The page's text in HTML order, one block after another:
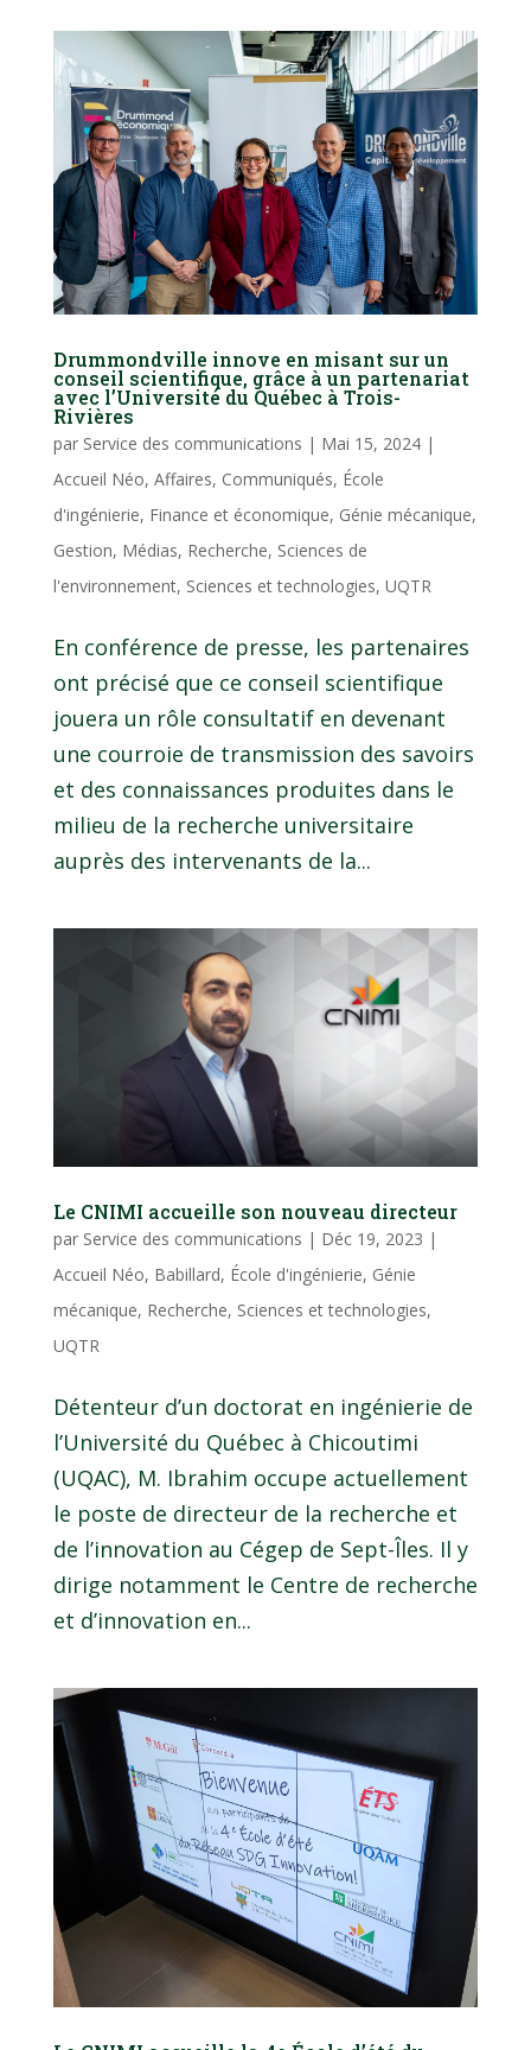
Drummondville innove en misant sur un
conseil scientifique, grâce à un partenariat
avec l’Université du Québec à Trois-
Rivières
par Service des communications | Mai 15, 2024|
Accueil Néo, Affaires, Communiqués, École
d'ingénierie, Finance et économique, Génie mécanique,
Gestion, Médias, Recherche, Sciences de
l'environnement, Sciences et technologies, UQTR
En conférence de presse, les partenaires
ont précisé que ce conseil scientifique
jouera un rôle consultatif en devenant
une courroie de transmission des savoirs
et des connaissances produites dans le
milieu de la recherche universitaire
auprès des intervenants de la...
Le CNIMI accueille son nouveau directeur
par Service des communications | Déc 19, 2023 |
Accueil Néo, Babillard, École d'ingénierie, Génie
mécanique, Recherche, Sciences et technologies,
UQTR
Détenteur d’un doctorat en ingénierie de
l’Université du Québec à Chicoutimi
(UQAC), M. Ibrahim occupe actuellement
le poste de directeur de la recherche et
de l’innovation au Cégep de Sept-Îles. Il y
dirige notamment le Centre de recherche
et d’innovation en...